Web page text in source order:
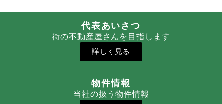
代表あいさつ
街の不動産屋さんを目指します
詳しく見る
物件情報
当社の扱う物件情報